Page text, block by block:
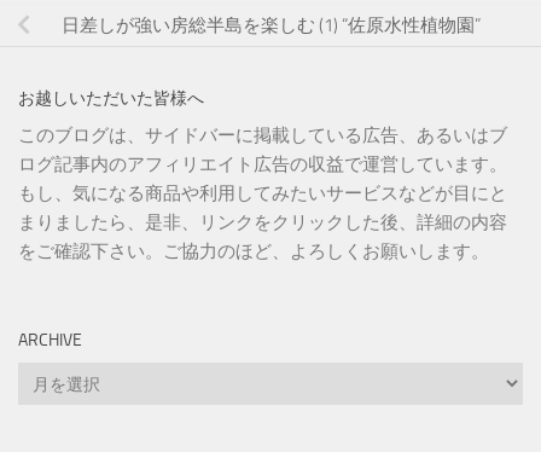
日差しが強い房総半島を楽しむ (1) “佐原水性植物園”
お越しいただいた皆様へ
このブログは、サイドバーに掲載している広告、あるいはブ
ログ記事内のアフィリエイト広告の収益で運営しています。
もし、気になる商品や利用してみたいサービスなどが目にと
まりましたら、是非、リンクをクリックした後、詳細の内容
をご確認下さい。ご協力のほど、よろしくお願いします。
ARCHIVE
Archive